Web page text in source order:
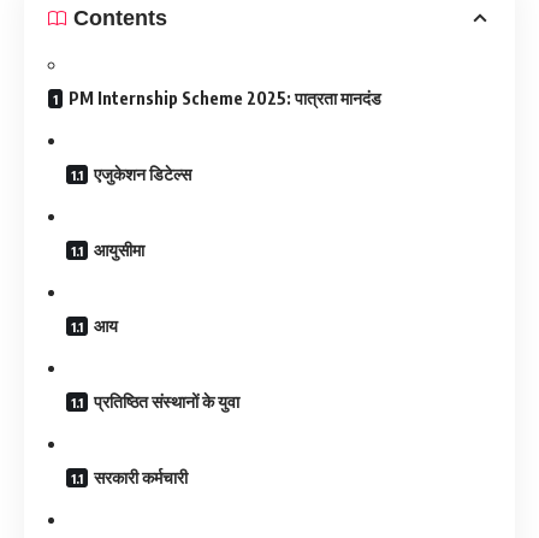
Contents
PM Internship Scheme 2025: पात्रता मानदंड
एजुकेशन डिटेल्स
आयुसीमा
आय
प्रतिष्ठित संस्थानों के युवा
सरकारी कर्मचारी